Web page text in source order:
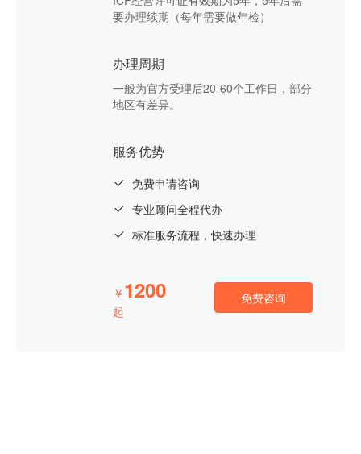
要办理续期（每年需要做年检）
办理周期
一般为官方受理后20-60个工作日，部分
地区有差异。
服务优势
免费申请咨询
专业顾问全程代办
标准服务流程，快速办理
￥ 1200
起
免费咨询